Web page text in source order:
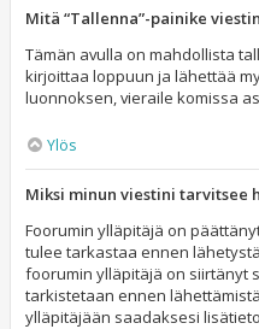
Mitä “Tallenna”-painike
Tämän avulla on mahdollista
kirjoittaa loppuun ja lähettää
luonnoksen, vieraile komissa
Ylös
Miksi minun viestini tarvitsee
Foorumin ylläpitäjä on
tulee tarkastaa ennen
foorumin ylläpitäjä on siirtänyt
tarkistetaan ennen
ylläpitäjään saadaksesi